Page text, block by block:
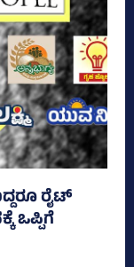
ರೈಟ್‌
ಒಪ್ಪಿಗೆ